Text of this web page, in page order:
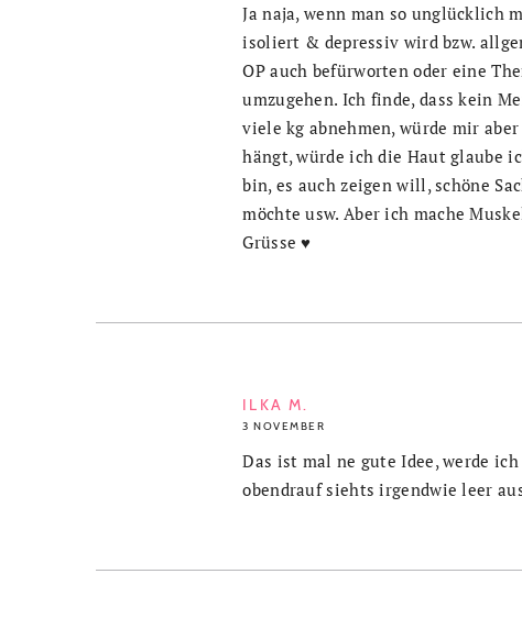
Ja naja, wenn man so unglücklich
isoliert & depressiv wird bzw.
OP auch befürworten oder eine
umzugehen. Ich finde, dass kein
viele kg abnehmen, würde mir
hängt, würde ich die Haut glaube
bin, es auch zeigen will, schöne
möchte usw. Aber ich mache
Grüsse ♥
ILKA M.
3 NOVEMBER
Das ist mal ne gute Idee, werde
obendrauf siehts irgendwie leer